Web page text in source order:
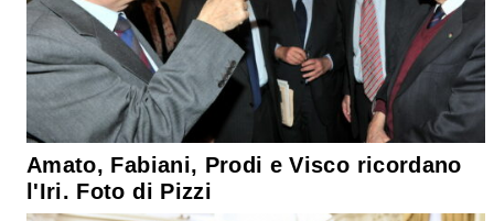
Amato, Fabiani, Prodi e Visco ricordano
l'Iri. Foto di Pizzi